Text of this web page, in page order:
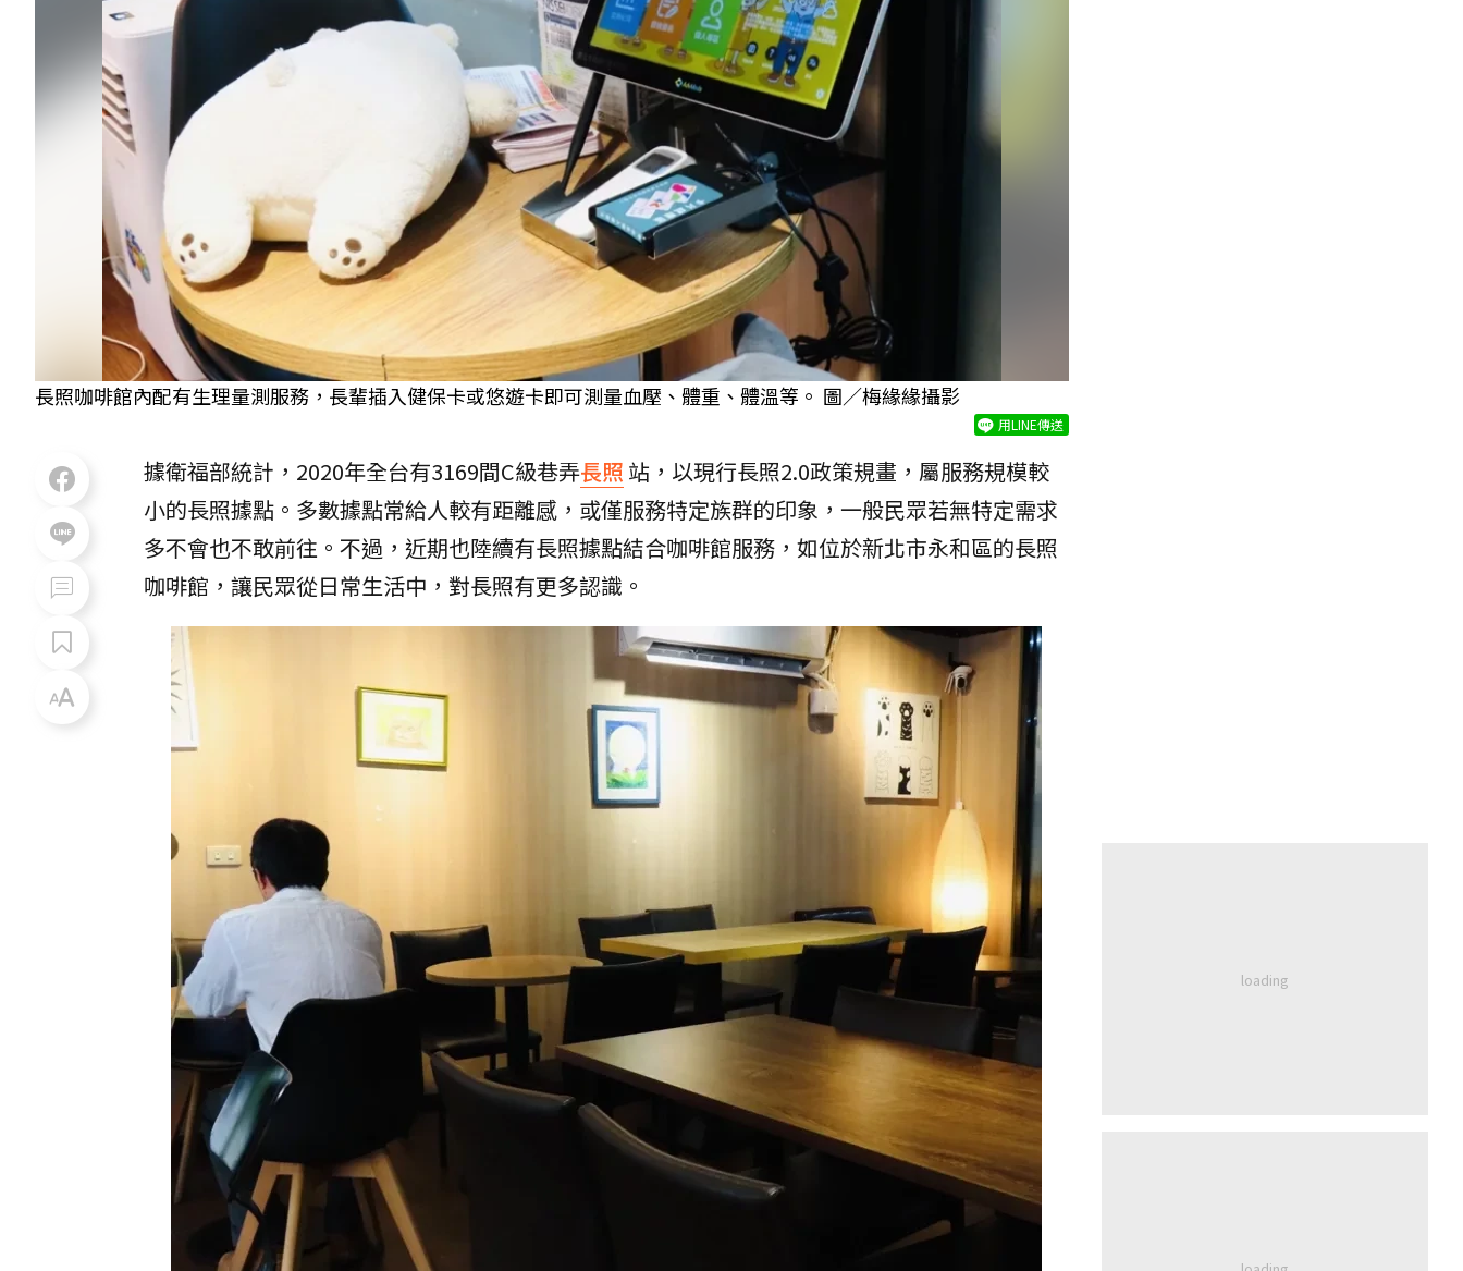
長照咖啡館內配有生理量測服務，長輩插入健保卡或悠遊卡即可測量血壓、體重、體溫等。 圖／梅緣緣攝影
用LINE傳送
據衛福部統計，2020年全台有3169間C級巷弄長照 站，以現行長照2.0政策規畫，屬服務規模較
小的長照據點。多數據點常給人較有距離感，或僅服務特定族群的印象，一般民眾若無特定需求
多不會也不敢前往。不過，近期也陸續有長照據點結合咖啡館服務，如位於新北市永和區的長照
咖啡館，讓民眾從日常生活中，對長照有更多認識。